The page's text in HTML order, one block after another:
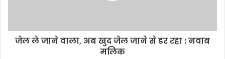
जेल ले जाने वाला, अब खुद जेल जाने से डर रहा : नवाब
मलिक